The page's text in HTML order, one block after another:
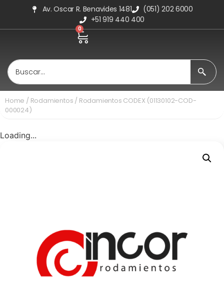
Av. Oscar R. Benavides 1481
(051) 202 6000
+51 919 440 400
0
Home / Rodamientos / Rodamientos CODEX (01130102-COD-
000024)
Loading...